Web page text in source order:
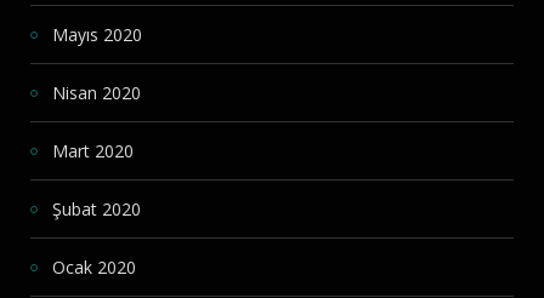
Mayıs 2020
Nisan 2020
Mart 2020
Şubat 2020
Ocak 2020